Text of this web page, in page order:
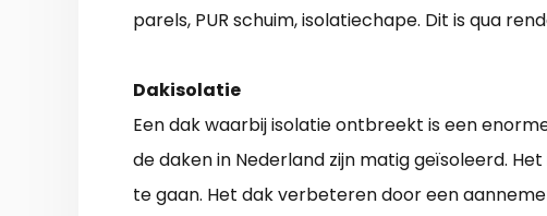
parels, PUR schuim, isolatiechape. Dit is qua
Dakisolatie
Een dak waarbij isolatie ontbreekt is een
de daken in Nederland zijn matig geïsoleerd.
te gaan. Het dak verbeteren door een